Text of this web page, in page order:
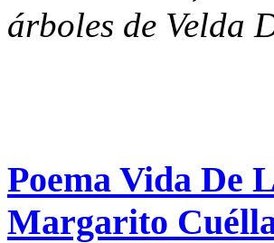
árboles de Velda
Poema Vida De
Margarito